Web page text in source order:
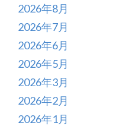
2026年8月
2026年7月
2026年6月
2026年5月
2026年3月
2026年2月
2026年1月